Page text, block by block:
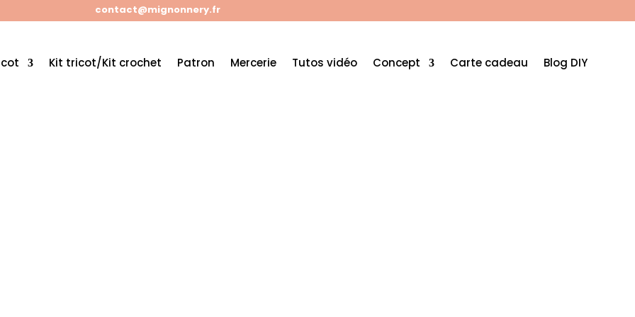
contact@mignonnery.fr
Kit tricot/Kit crochet Patron Mercerie Tutos vidéo Concept Carte cadeau Blog DIY